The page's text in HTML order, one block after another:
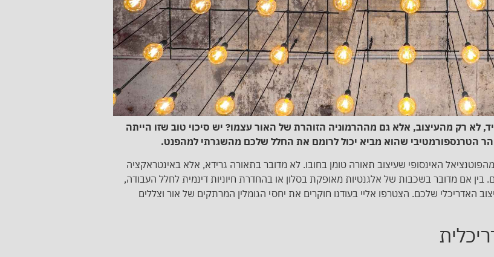
רק מהעיצוב, אלא גם מההרמוניה הזוהרת של האור עצמו? יש סיכוי טוב שזו הייתה
הטרנספורמטיבי שהוא מביא יכול לרומם את החלל שלכם מהשגרתי למהפנט.
האינסופי שעיצוב תאורה טומן בחובו. לא מדובר בתאורה גרידא, אלא באינטראקציה
בין אם מדובר בשכבות של אלגנטיות מאופקת בסלון או בהחדרת חיוניות דינמית לחלל העבודה,
האדריכלי שלכם. הצטרפו אליי בעודנו חוקרים את יחסי הגומלין המרתקים של אור וצללים